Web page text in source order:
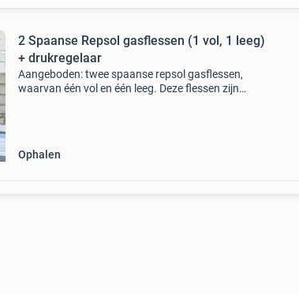
2 Spaanse Repsol gasflessen (1 vol, 1 leeg)
+ drukregelaar
Aangeboden: twee spaanse repsol gasflessen,
waarvan één vol en één leeg. Deze flessen zijn
Ophalen